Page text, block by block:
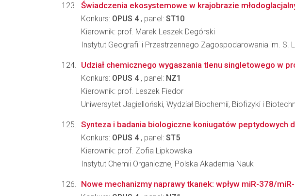
Świadczenia ekosystemowe w krajobrazie
Konkurs: OPUS 4, panel: ST10
Kierownik: prof. Marek Leszek Degórski
Instytut Geografii i Przestrzennego Zagospodarowania im. S.
Udział chemicznego wygaszania tlenu singletowego w
Konkurs: OPUS 4, panel: NZ1
Kierownik: prof. Leszek Fiedor
Uniwersytet Jagielloński, Wydział Biochemii, Biofizyki i
Synteza i badania biologiczne koniugatów peptydowych
Konkurs: OPUS 4, panel: ST5
Kierownik: prof. Zofia Lipkowska
Instytut Chemii Organicznej Polska Akademia Nauk
Nowe mechanizmy naprawy tkanek: wpływ miR-378/